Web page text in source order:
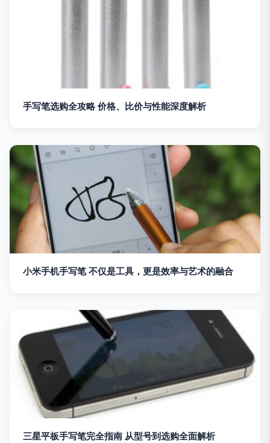
手写笔选购全攻略 价格、比价与性能深度解析
小米手机手写笔 不仅是工具，更是效率与艺术的融合
三星平板手写笔完全指南 从型号到选购全面解析